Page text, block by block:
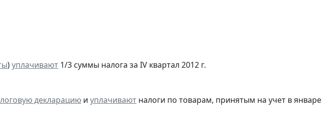
)уплачивают 1/3 суммы налога за IV квартал 2012 г.
декларацию и уплачивают налоги по товарам, принятым на учет в январе